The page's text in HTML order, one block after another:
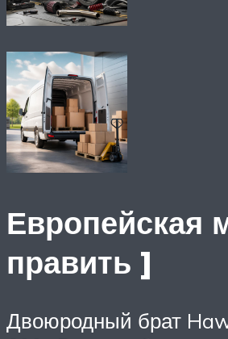
Европейская
править ]
Двоюродный брат